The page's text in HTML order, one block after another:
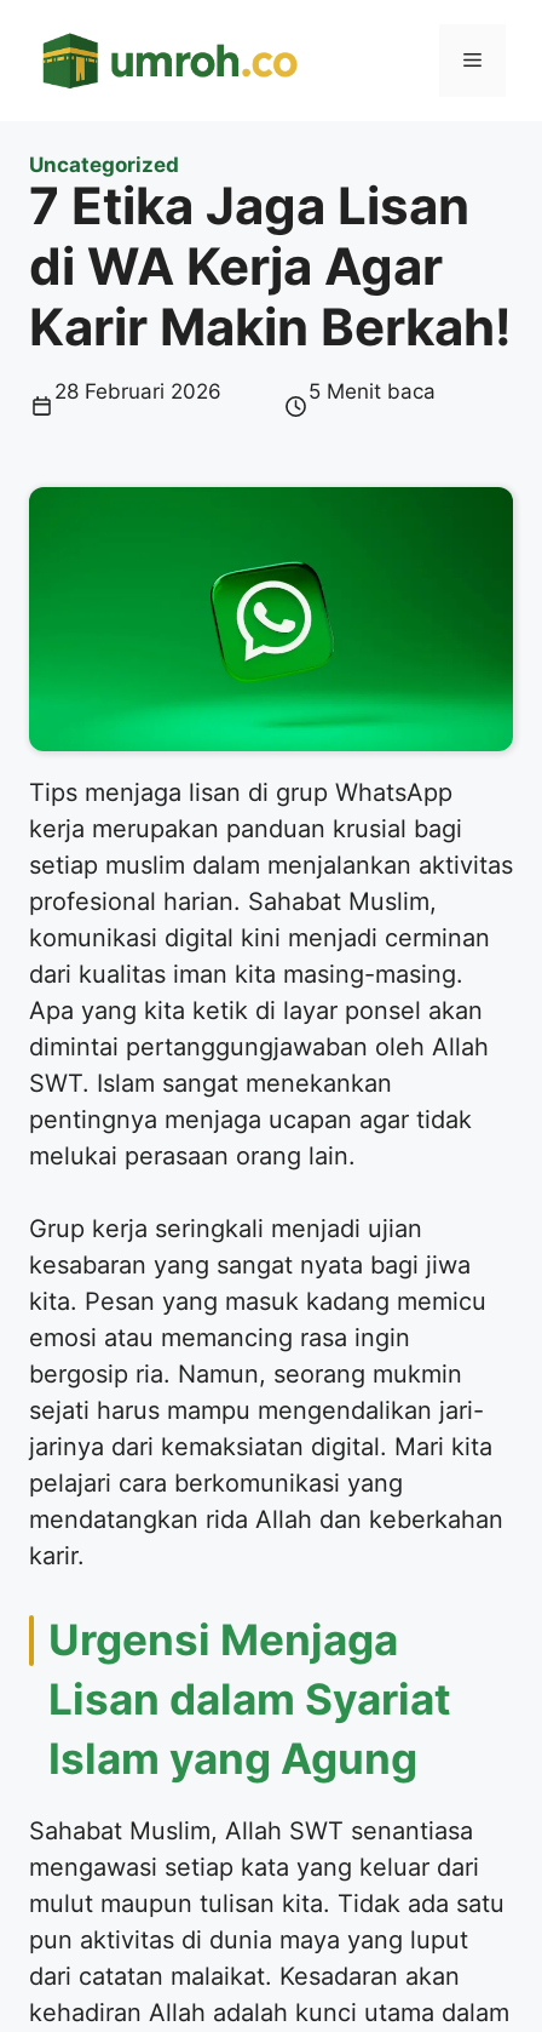
Menu
Uncategorized
7 Etika Jaga Lisan
di WA Kerja Agar
Karir Makin Berkah!
28 Februari 2026 5 Menit baca
Tips menjaga lisan di grup WhatsApp
kerja merupakan panduan krusial bagi
setiap muslim dalam menjalankan aktivitas
profesional harian. Sahabat Muslim,
komunikasi digital kini menjadi cerminan
dari kualitas iman kita masing-masing.
Apa yang kita ketik di layar ponsel akan
dimintai pertanggungjawaban oleh Allah
SWT. Islam sangat menekankan
pentingnya menjaga ucapan agar tidak
melukai perasaan orang lain.
Grup kerja seringkali menjadi ujian
kesabaran yang sangat nyata bagi jiwa
kita. Pesan yang masuk kadang memicu
emosi atau memancing rasa ingin
bergosip ria. Namun, seorang mukmin
sejati harus mampu mengendalikan jari-
jarinya dari kemaksiatan digital. Mari kita
pelajari cara berkomunikasi yang
mendatangkan rida Allah dan keberkahan
karir.
Urgensi Menjaga
Lisan dalam Syariat
Islam yang Agung
Sahabat Muslim, Allah SWT senantiasa
mengawasi setiap kata yang keluar dari
mulut maupun tulisan kita. Tidak ada satu
pun aktivitas di dunia maya yang luput
dari catatan malaikat. Kesadaran akan
kehadiran Allah adalah kunci utama dalam